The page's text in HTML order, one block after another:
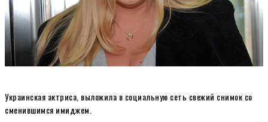
Украинская актриса, выложила в социальную сеть свежий снимок со
сменившимся имиджем.